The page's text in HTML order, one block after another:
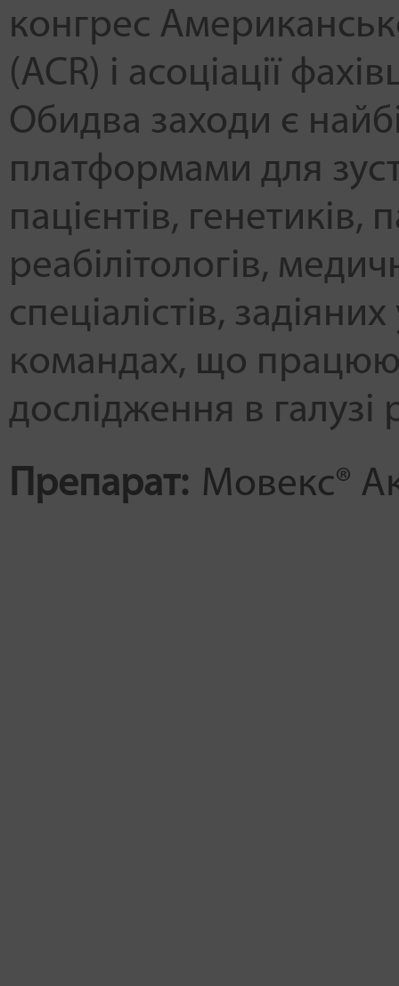
конгрес
(ACR) і асоціації
Обидва заходи є
платформами для
пацієнтів, генетиків,
реабілітологів,
спеціалістів,
командах, що
дослідження в галузі
Препарат: Мовекс®